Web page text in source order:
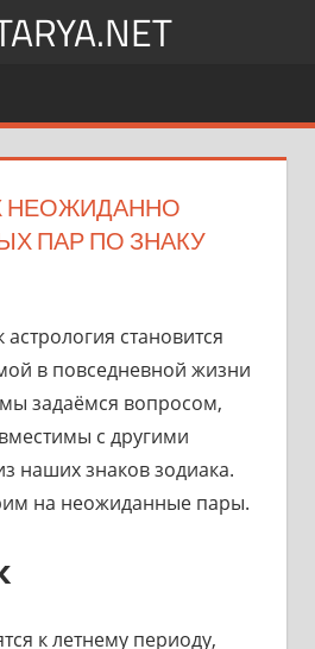
НЕОЖИДАННО
ПАР ПО ЗНАКУ
становится
в повседневной жизни
задаёмся вопросом,
с другими
наших знаков зодиака.
на неожиданные пары.
к летнему периоду,